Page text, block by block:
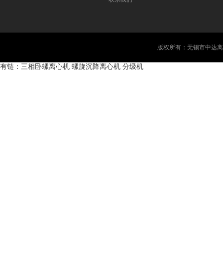
版权所有：无锡市中达
有链： 三相卧螺离心机 螺旋沉降离心机 分级机